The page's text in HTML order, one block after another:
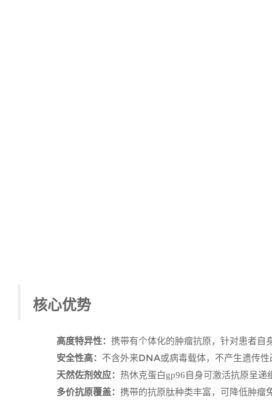
核心优势
高度特异性：携带有个体化的肿瘤抗原，针对患者自
安全性高： 不含外来DNA或病毒载体，不产生遗传
天然佐剂效应： 热休克蛋白gp96自身可激活抗原呈递
多价抗原覆盖：携带的抗原肽种类丰富，可降低肿瘤